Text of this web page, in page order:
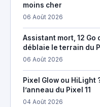
moins cher
06 Août 2026
Assistant mort, 12 Go
déblaie le terrain du
06 Août 2026
Pixel Glow ou HiLight
l’anneau du Pixel 11
04 Août 2026